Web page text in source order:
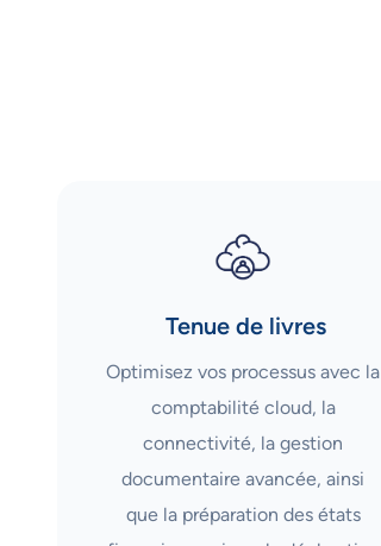
Tenue de livres
Optimisez vos processus avec la
comptabilité cloud, la
connectivité, la gestion
documentaire avancée, ainsi
que la préparation des états